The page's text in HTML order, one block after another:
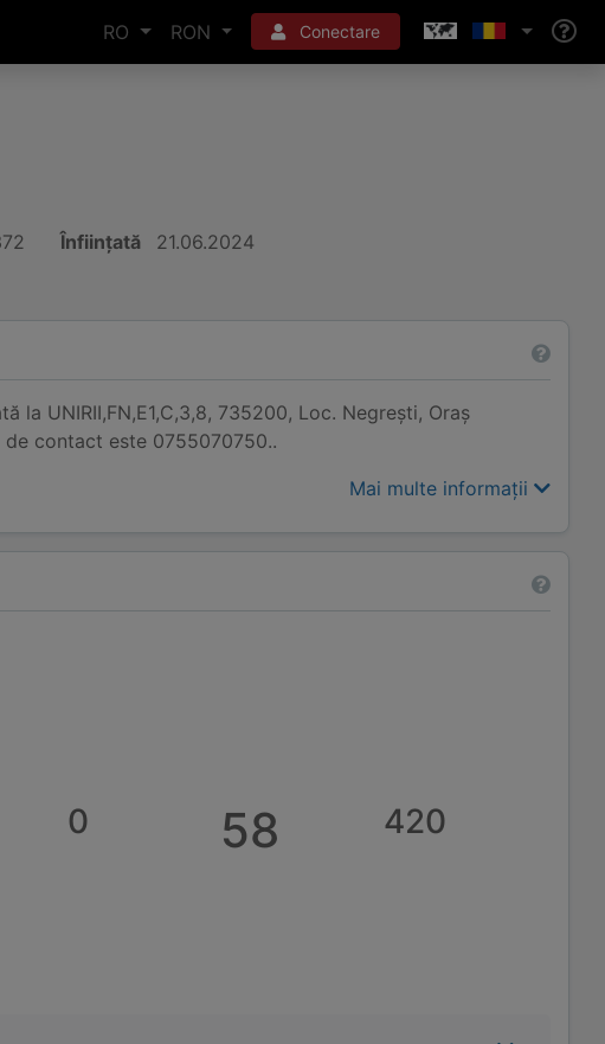
RO RON Conectare
Înființată 21.06.2024
la UNIRII,FN,E1,C,3,8, 735200, Loc. Negreşti, Oraş
contact este 0755070750..
Mai multe informații
0 58 420